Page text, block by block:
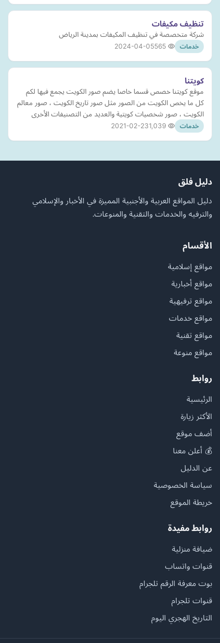
تنظيف مكيفات
شركة متخصصة في تنظيف المكيفات بمدينة الرياض
خدمات 2024-04-05
كويتنا
موقع كويتنا خصص قسما خاصا يضم صور الكويت يجمع فيها لكم
كل ما يخص الكويت من الصور مثل صور تاريخ الكويت ، صور معالم
الكويت ، صور شخصيات كويتية والعديد من التصنيفات الأخرى
خدمات 2021-02-23
دليل فلق
دليل المواقع العربية والأجنبية المميزة في الأخبار والإسلامي
والترفيه والخدمات والتقنية والمنوعات.
الأقسام
مواقع إسلامية
مواقع أخبارية
مواقع ترفيهية
مواقع خدمات
مواقع تقنية
مواقع منوعة
روابط
الرئيسية
الأكثر زيارة
أضف موقع
💰 أعلن معنا
عن الدليل
سياسة الخصوصية
خريطة الموقع
روابط مفيدة
ضيافة منزلية
قنوات واتساب
بوت معرفة الرقم تلجرام
قنوات تلجرام
التاريخ الهجري اليوم